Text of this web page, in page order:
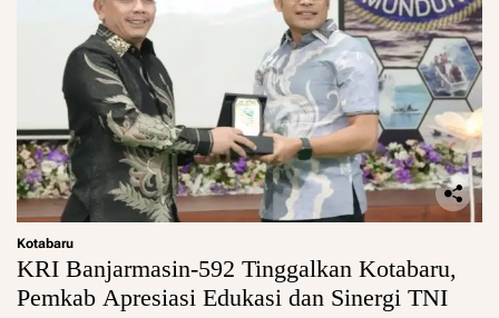
Kotabaru
KRI Banjarmasin-592 Tinggalkan Kotabaru,
Pemkab Apresiasi Edukasi dan Sinergi TNI